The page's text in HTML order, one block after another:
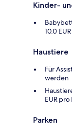
Kinder-
10.0
Haustiere
Für
werden
EUR
Parken